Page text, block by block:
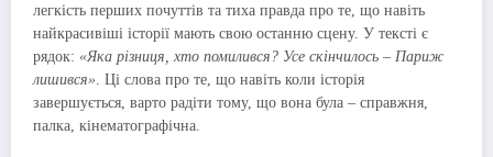
легкість перших почуттів та тиха правда про те, що навіть
найкрасивіші історії мають свою останню сцену. У тексті є
рядок: «Яка різниця, хто помилився? Усе скінчилось – Париж
лишився» . Ці слова про те, що навіть коли історія
завершується, варто радіти тому, що вона була – справжня,
палка, кінематографічна.